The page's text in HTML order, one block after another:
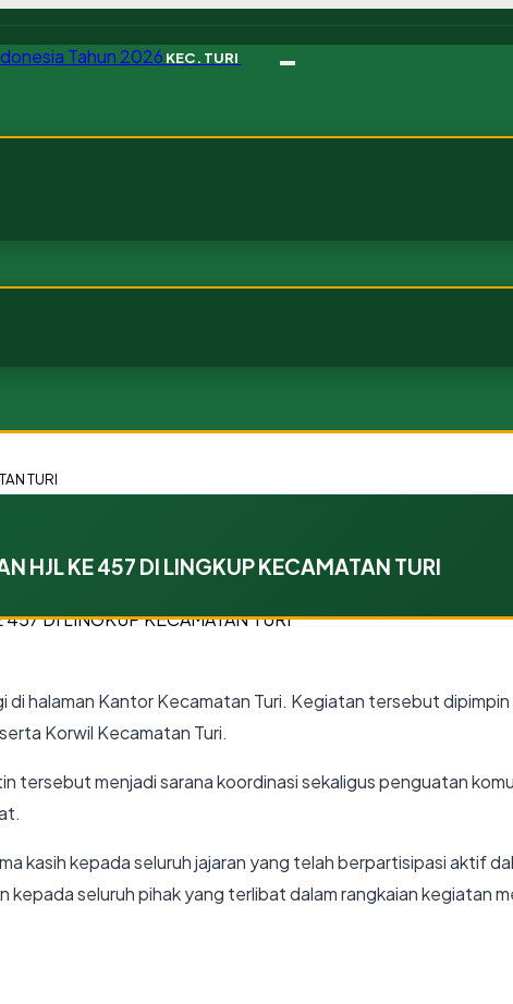
KEC. TURI
TURI
HJL KE 457 DI LINGKUP KECAMATAN TURI
halaman Kantor Kecamatan Turi. Kegiatan tersebut
Korwil Kecamatan Turi.
menjadi sarana koordinasi sekaligus penguatan
kasih kepada seluruh jajaran yang telah berpartisipasi aktif
seluruh pihak yang terlibat dalam rangkaian kegiatan